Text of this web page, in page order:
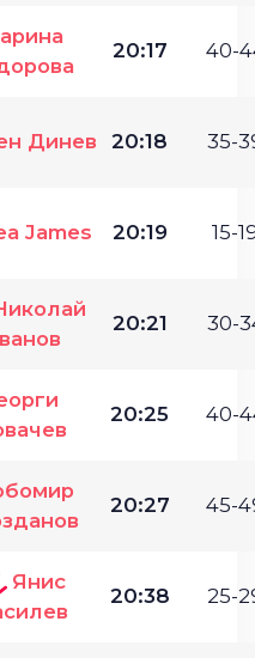
20:17 40-
Динев 20:18 35-
James 20:19 15-
20:21 30-
20:25 40-
20:27 45-
Янис
20:38 25-